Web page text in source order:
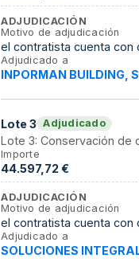
ADJUDICACIÓN
Motivo de adjudicación
el contratista cuenta con
Adjudicado a
INPORMAN BUILDING,
Lote3 Adjudicado
Lote 3: Conservación de
Importe
44.597,72 €
ADJUDICACIÓN
Motivo de adjudicación
el contratista cuenta con
Adjudicado a
SOLUCIONES